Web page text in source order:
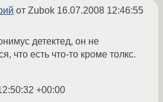
от Zubok 16.07.2008 12:46:55
детектед, он не
что есть что-то кроме толкс.
+00:00